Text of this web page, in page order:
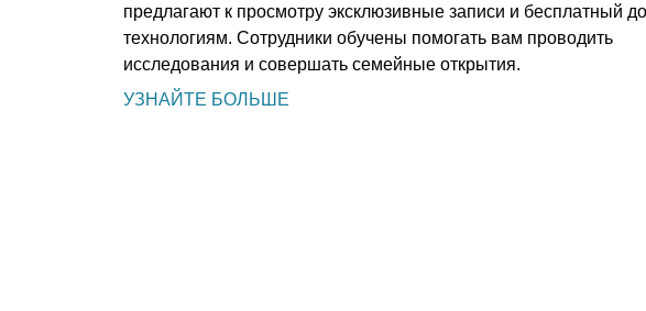
предлагают к просмотру эксклюзивные записи и бесплатный
технологиям. Сотрудники обучены помогать вам проводить
исследования и совершать семейные открытия.
УЗНАЙТЕ БОЛЬШЕ